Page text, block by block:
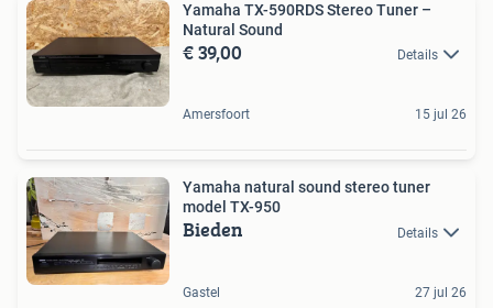
Yamaha TX-590RDS Stereo Tuner –
Natural Sound
€ 39,00 Details
Amersfoort 15 jul 26
Yamaha natural sound stereo tuner
model TX-950
Bieden Details
Gastel 27 jul 26